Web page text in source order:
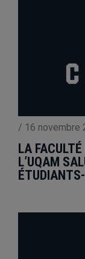
/ 16 novembre
LA
L’UQAM